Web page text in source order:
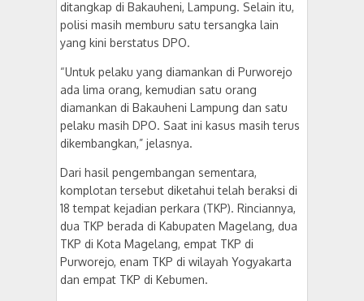
ditangkap di Bakauheni, Lampung. Selain itu,
polisi masih memburu satu tersangka lain
yang kini berstatus DPO.
“Untuk pelaku yang diamankan di Purworejo
ada lima orang, kemudian satu orang
diamankan di Bakauheni Lampung dan satu
pelaku masih DPO. Saat ini kasus masih terus
dikembangkan,” jelasnya.
Dari hasil pengembangan sementara,
komplotan tersebut diketahui telah beraksi di
18 tempat kejadian perkara (TKP). Rinciannya,
dua TKP berada di Kabupaten Magelang, dua
TKP di Kota Magelang, empat TKP di
Purworejo, enam TKP di wilayah Yogyakarta
dan empat TKP di Kebumen.